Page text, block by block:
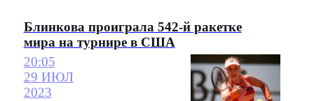
Блинкова проиграла 542-й ракетке
мира на турнире в США
20:05
29 ИЮЛ
2023